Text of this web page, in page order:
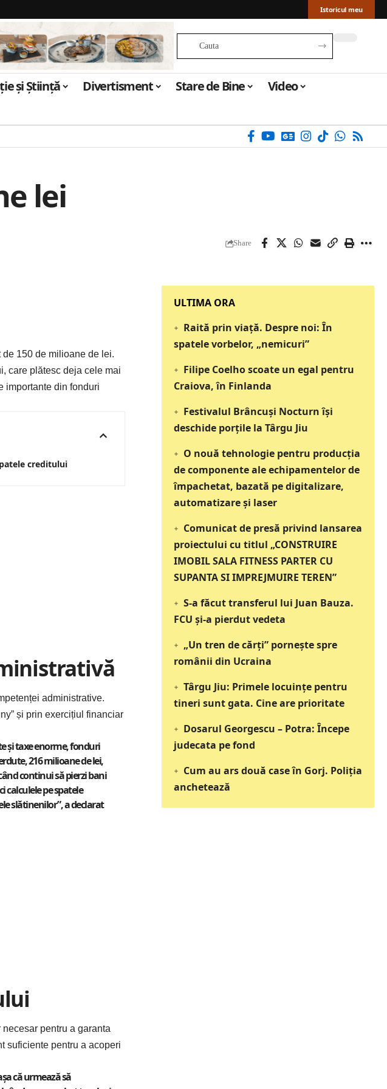
Istoricul meu
și Știință Divertisment Stare de Bine
Video
lei
Share
150 de milioane de lei.
care plătesc deja cele mai
importante din fonduri
creditului
administrative.
și prin exercițiul financiar
și taxe enorme, fonduri
216 milioane de lei,
continui să pierzi bani
pe spatele
slătinenilor”, a declarat
pentru a garanta
suficiente pentru a acoperi
că urmează să
‎‎‎‎‎‎‎ULTIMA ORA
Raită prin viață. Despre noi: În
spatele vorbelor, „nemicuri”
Filipe Coelho scoate un egal pentru
Craiova, în Finlanda
Festivalul Brâncuși Nocturn își
deschide porțile la Târgu Jiu
O nouă tehnologie pentru producția
de componente ale echipamentelor de
împachetat, bazată pe digitalizare,
automatizare și laser
Comunicat de presă privind lansarea
proiectului cu titlul „CONSTRUIRE
IMOBIL SALA FITNESS PARTER CU
SUPANTA SI IMPREJMUIRE TEREN”
S-a făcut transferul lui Juan Bauza.
FCU și-a pierdut vedeta
„Un tren de cărți” pornește spre
românii din Ucraina
Târgu Jiu: Primele locuințe pentru
tineri sunt gata. Cine are prioritate
Dosarul Georgescu – Potra: Începe
judecata pe fond
Cum au ars două case în Gorj. Poliția
anchetează